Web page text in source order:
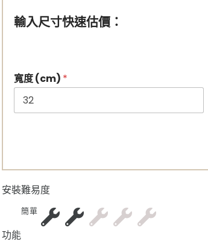
輸入尺寸快速估價：
寬度 (cm) *
安裝難易度
簡單
功能